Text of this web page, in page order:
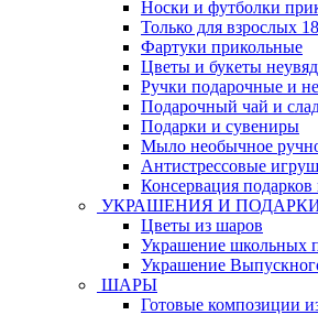
Носки и футболки
Только для взрослых
Фартуки прикольные
Цветы и букеты
Ручки подарочные и
Подарочный чай и
Подарки и сувениры
Мыло необычное
Антистрессовые
Консервация
УКРАШЕНИЯ И
Цветы из шаров
Украшение школьных
Украшение
ШАРЫ
Готовые композиции